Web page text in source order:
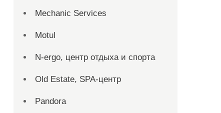
Mechanic Services
Motul
N-ergo, центр отдыха и спорта
Old Estate, SPA-центр
Pandora